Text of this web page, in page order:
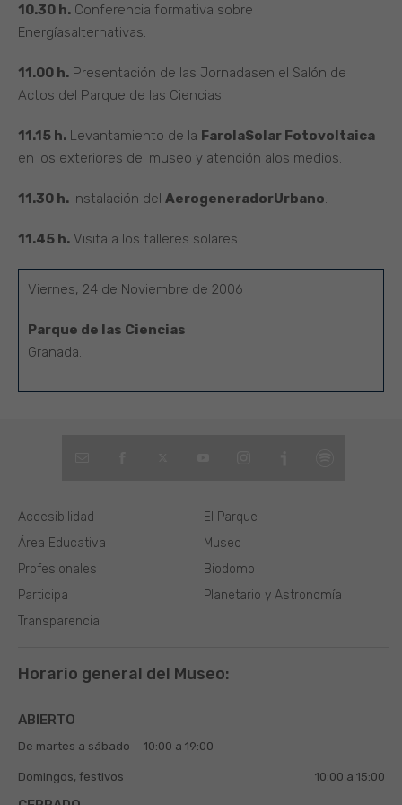
10.30 h. Conferencia formativa sobre
Energíasalternativas.
11.00 h. Presentación de las Jornadasen el Salón de
Actos del Parque de las Ciencias.
11.15 h. Levantamiento de la FarolaSolar Fotovoltaica
en los exteriores del museo y atención alos medios.
11.30 h. Instalación del AerogeneradorUrbano.
11.45 h. Visita a los talleres solares
Viernes, 24 de Noviembre de 2006
Parque de las Ciencias
Granada.
El Parque
Museo
Biodomo
Planetario y Astronomía
Área Educativa
Profesionales
Participa
Transparencia
Accesibilidad
Horario general del Museo:
ABIERTO
De martes a sábado 10:00 a 19:00
Domingos, festivos 10:00 a 15:00